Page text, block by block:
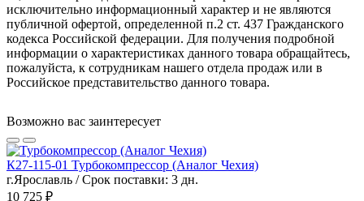
исключительно информационный характер и не являются
публичной офертой, определенной п.2 ст. 437 Гражданского
кодекса Российской федерации. Для получения подробной
информации о характеристиках данного товара обращайтесь,
пожалуйста, к сотрудникам нашего отдела продаж или в
Российское представительство данного товара.
Возможно вас заинтересует
К27-115-01 Турбокомпрессор (Аналог Чехия)
г.Ярославль / Срок поставки: 3 дн.
10 725 ₽